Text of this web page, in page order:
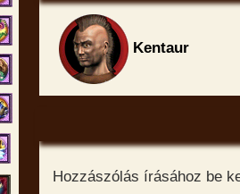
Kentaur
Hozzászólás írásához be